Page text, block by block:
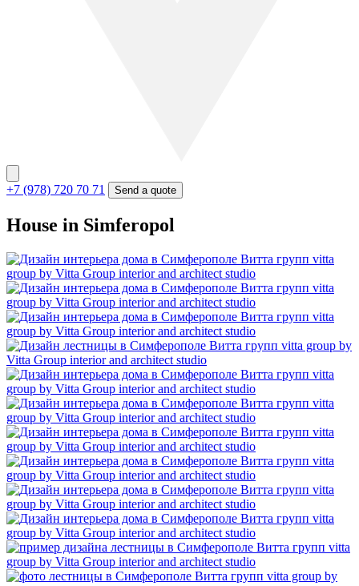
+7 (978) 720 70 71 Send a quote
House in Simferopol